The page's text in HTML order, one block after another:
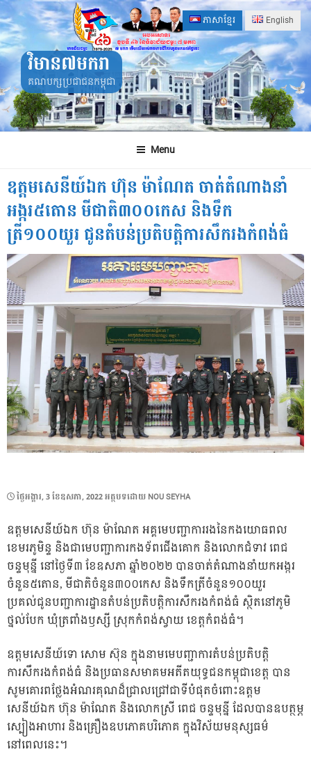
Skip
to
content
ភាសាខ្មែរ English
វិមាន៧មករា
គណបក្សប្រជាជនកម្ពុជា
Menu
ឧត្តមសេនីយ៍ឯក ហ៊ុន ម៉ាណែត ចាត់តំណាងនាំ
អង្ករ៥តោន មីជាតិ៣០០កេស និងទឹក
ត្រី១០០យួរ ជូនតំបន់ប្រតិបត្តិការសឹករងកំពង់ធំ
POSTED
ថ្ងៃ​អង្គារ, 3 ខែ​ឧសភា, 2022អត្ថបទដោយ NOU SEYHA
ឧត្តមសេនីយ៍ឯក ហ៊ុន ម៉ាណែត អគ្គមេបញ្ជាការរងនៃកងយោធពល
ខេមរភូមិន្ទ និងជាមេបញ្ជាការកងទ័ពជើងគោក និងលោកជំទាវ ពេជ
ចន្ទមុន្នី នៅថ្ងៃទី៣ ខែឧសភា ឆ្នាំ២០២២ បានចាត់តំណាងនាំយកអង្ករ
ចំនួន៥តោន, មីជាតិចំនួន៣០០កេស និងទឹកត្រីចំនួន១០០យួរ
ប្រគល់ជូនបញ្ជាការដ្ឋានតំបន់ប្រតិបត្តិការសឹករងកំពង់ធំ ស្ថិតនៅភូមិ
ថ្នល់បែក ឃុំត្រពាំងឫស្សី ស្រុកកំពង់ស្វាយ ខេត្តកំពង់ធំ។
ឧត្តមសេនីយ៍ទោ សោម ស៊ុន ក្នុងនាមមេបញ្ជាការតំបន់ប្រតិបត្តិ
ការសឹករងកំពង់ធំ និងប្រធានសមាគមអតីតយុទ្ធជនកម្ពុជាខេត្ត បាន
សូមគោរពថ្លែងអំណរគុណដ៏ជ្រាលជ្រៅជាទីបំផុតចំពោះឧត្តម
សេនីយ៍ឯក ហ៊ុន ម៉ាណែត និងលោកស្រី ពេជ ចន្ទមុន្នី ដែលបានឧបត្ថម្ភ
ស្បៀងអាហារ និងគ្រឿងឧបភោគបរិភោគ ក្នុងវិស័យមនុស្សធម៌
នៅពេលនេះ។